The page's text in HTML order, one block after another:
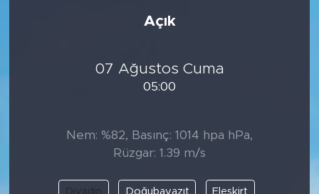
Açık
07 Ağustos Cuma
05:00
Nem: %82, Basınç: 1014 hpa hPa,
Rüzgar: 1.39 m/s
Diyadin Doğubayazıt Eleşkirt
DİNİ
POLİTİKA